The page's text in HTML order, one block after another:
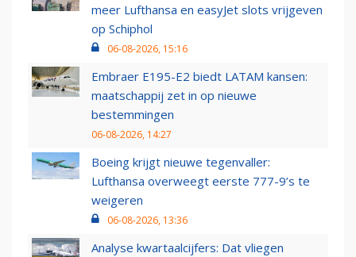
meer Lufthansa en easyJet slots vrijgeven
op Schiphol
06-08-2026, 15:16
Embraer E195-E2 biedt LATAM kansen:
maatschappij zet in op nieuwe
bestemmingen
06-08-2026, 14:27
Boeing krijgt nieuwe tegenvaller:
Lufthansa overweegt eerste 777-9’s te
weigeren
06-08-2026, 13:36
Analyse kwartaalcijfers: Dat vliegen